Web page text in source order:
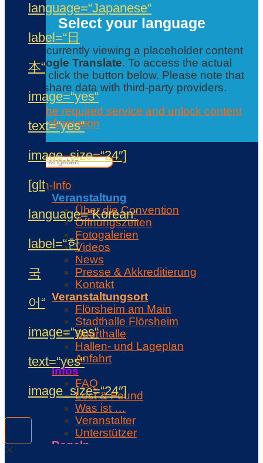
language=“Japanese“
label=“日
本“
image=“yes“
text=“yes“
image_size=“24″]
[glt
language=“Korean“
label=“한
국
어“
image=“yes“
text=“yes“
image_size=“24″]
✕
Select your language
You are currently viewing a placeholder content
fromGoogle Translate. To access the actual
content, click the button below. Please note that
this will share data with third-party providers.
Accept the required service and unlock content
Further information
Contact
✕
Con-Info
Veranstaltung
Über die Convention
Öffnungszeiten
Fotogalerien
Videos
News
Presse & Akkreditierung
Kontakt
Veranstaltungsort
Flörsheim am Main
Stadthalle Flörsheim
Sporthalle
Hallen- und Lageplan
Anfahrt
Infos
FAQ
Lost & Found
Was ist …
Veranstalter
Unterstützer
Regeln